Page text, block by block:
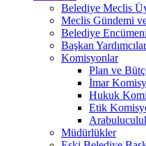
Belediye Meclis
Meclis Gündemi
Belediye Encümeni
Başkan
Komisyonlar
Plan ve
İmar
Hukuk
Etik
Müdürlükler